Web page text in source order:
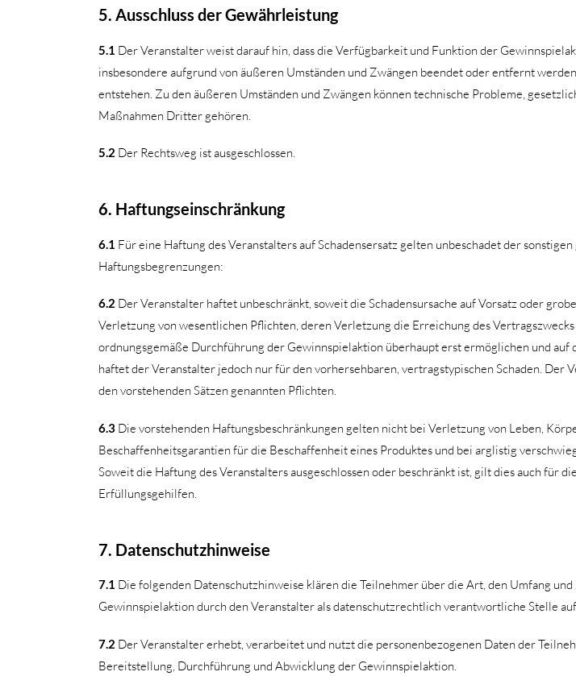
5. Ausschluss der Gewährleistung
5.1 Der Veranstalter weist darauf hin, dass die Verfügbarkeit und Funktion der
insbesondere aufgrund von äußeren Umständen und Zwängen beendet oder entfernt
entstehen. Zu den äußeren Umständen und Zwängen können technische Probleme,
Maßnahmen Dritter gehören.
5.2 Der Rechtsweg ist ausgeschlossen.
6. Haftungseinschränkung
6.1 Für eine Haftung des Veranstalters auf Schadensersatz gelten unbeschadet der
Haftungsbegrenzungen:
6.2 Der Veranstalter haftet unbeschränkt, soweit die Schadensursache auf Vorsatz oder
Verletzung von wesentlichen Pflichten, deren Verletzung die Erreichung des
ordnungsgemäße Durchführung der Gewinnspielaktion überhaupt erst ermöglichen und
haftet der Veranstalter jedoch nur für den vorhersehbaren, vertragstypischen Schaden.
den vorstehenden Sätzen genannten Pflichten.
6.3 Die vorstehenden Haftungsbeschränkungen gelten nicht bei Verletzung von Leben,
Beschaffenheitsgarantien für die Beschaffenheit eines Produktes und bei arglistig
Soweit die Haftung des Veranstalters ausgeschlossen oder beschränkt ist, gilt dies auch für
Erfüllungsgehilfen.
7. Datenschutzhinweise
7.1 Die folgenden Datenschutzhinweise klären die Teilnehmer über die Art, den Umfang
Gewinnspielaktion durch den Veranstalter als datenschutzrechtlich verantwortliche Stelle
7.2 Der Veranstalter erhebt, verarbeitet und nutzt die personenbezogenen Daten der
Bereitstellung, Durchführung und Abwicklung der Gewinnspielaktion.